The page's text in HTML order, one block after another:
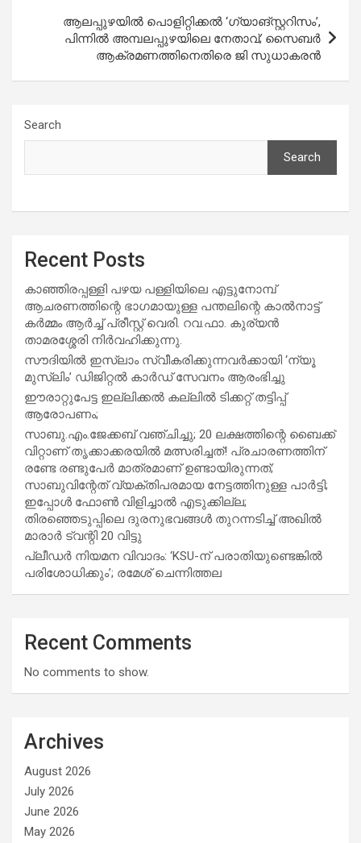
ആലപ്പുഴയിൽ പൊളിറ്റിക്കൽ ‘ഗ്യാങ്സ്റ്ററിസം’,
പിന്നിൽ അമ്പലപ്പുഴയിലെ നേതാവ്; സൈബർ
ആക്രമണത്തിനെതിരെ ജി സുധാകരൻ
Search
Search
Recent Posts
കാഞ്ഞിരപ്പള്ളി പഴയ പള്ളിയിലെ എട്ടുനോമ്പ്
ആചരണത്തിന്റെ ഭാഗമായുള്ള പന്തലിന്റെ കാൽനാട്ട്
കർമ്മം ആർച്ച് പ്രീസ്റ്റ് വെരി. റവ.ഫാ. കുര്യൻ
താമരശ്ശേരി നിർവഹിക്കുന്നു.
സൗദിയില്‍ ഇസ്‌ലാം സ്വീകരിക്കുന്നവര്‍ക്കായി ‘ന്യൂ
മുസ്ലിം’ ഡിജിറ്റല്‍ കാര്‍ഡ് സേവനം ആരംഭിച്ചു
ഈരാറ്റുപേട്ട ഇല്ലിക്കൽ കല്ലിൽ ടിക്കറ്റ് തട്ടിപ്പ്
ആരോപണം;
സാബു.എം.ജേക്കബ് വഞ്ചിച്ചു; 20 ലക്ഷത്തിന്റെ ബൈക്ക്
വിറ്റാണ് തൃക്കാക്കരയില്‍ മത്സരിച്ചത്! പ്രചാരണത്തിന്
രണ്ടേ രണ്ടുപേര്‍ മാത്രമാണ് ഉണ്ടായിരുന്നത്;
സാബുവിന്റേത് വ്യക്തിപരമായ നേട്ടത്തിനുള്ള പാര്‍ട്ടി;
ഇപ്പോള്‍ ഫോണ്‍ വിളിച്ചാല്‍ എടുക്കില്ല;
തിരഞ്ഞെടുപ്പിലെ ദുരനുഭവങ്ങള്‍ തുറന്നടിച്ച് അഖില്‍
മാരാര്‍ ട്വന്റി 20 വിട്ടു
പ്ലീഡർ നിയമന വിവാദം: ‘KSU-ന് പരാതിയുണ്ടെങ്കിൽ
പരിശോധിക്കും’; രമേശ് ചെന്നിത്തല
Recent Comments
No comments to show.
Archives
August 2026
July 2026
June 2026
May 2026